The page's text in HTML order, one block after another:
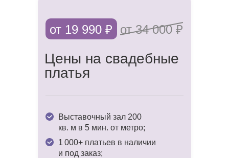
Именно поэтому предлагаем не только
роскошные платья, но и полный
комплекс услуг, чтобы сделать подготовку
Доверьте нам заботы о вашем образе
Цены на свадебные
платья
Выставочный зал 200
кв. м в 5 мин. от метро;
1 000+ платьев в наличии
и под заказ;
от 34 000 ₽
от 19 990 ₽